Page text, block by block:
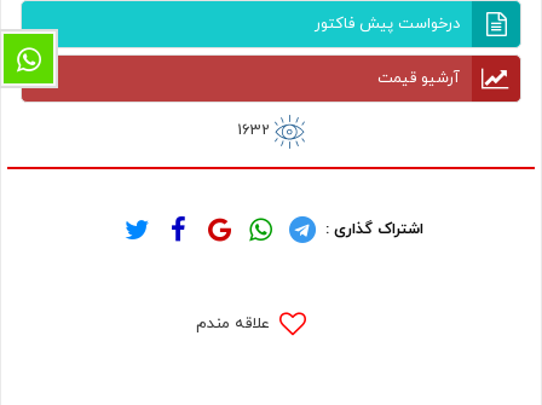
درخواست پیش فاکتور
آرشیو قیمت
1632
اشتراک گذاری :
علاقه مندم